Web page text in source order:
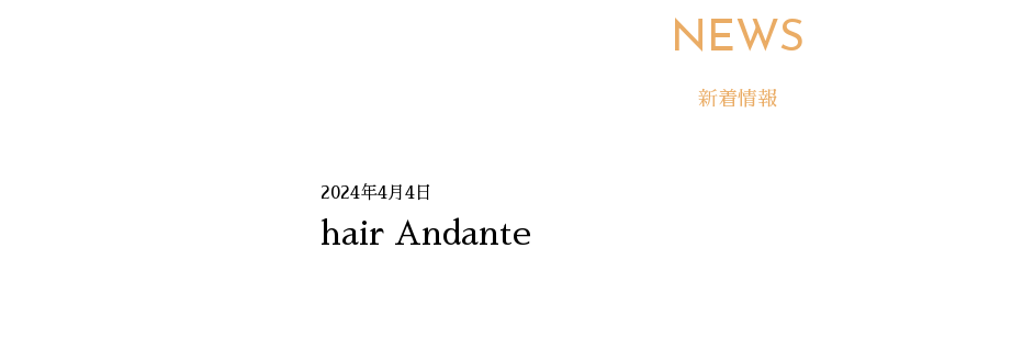
NEWS
新着情報
2024年4月4日
hair Andante